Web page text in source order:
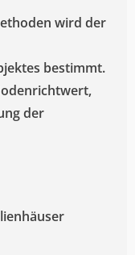
wird der
bestimmt.
der